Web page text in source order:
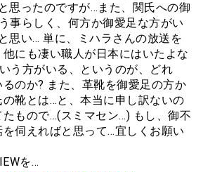
思ったのですが…また、関氏への御
事らしく、何方か御愛足な方がい
思い… 単に、ミハラさんの放送を
にも凄い職人が日本にはいたよな
う方がいる、というのが、どれ
のか? また、革靴を御愛足の方か
靴とは…と、本当に申し訳ないの
もので…(スミマセン…) もし、御不
伺えればと思って…宜しくお願い
を…